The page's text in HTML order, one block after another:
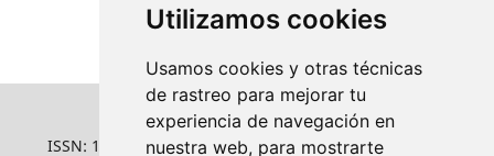
Utilizamos cookies
Usamos cookies y otras técnicas
de rastreo para mejorar tu
experiencia de navegación en
nuestra web, para mostrarte
ISSN: 1022-6508